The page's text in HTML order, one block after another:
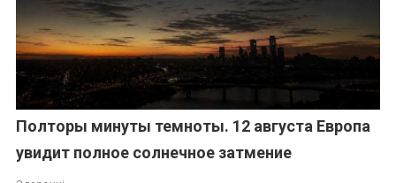
Полторы минуты темноты. 12 августа Европа
увидит полное солнечное затмение